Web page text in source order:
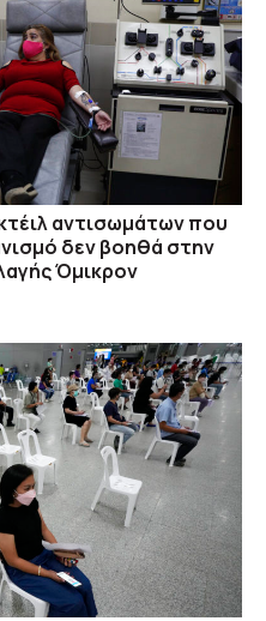
αντισωμάτων που
δεν βοηθά στην
Όμικρον